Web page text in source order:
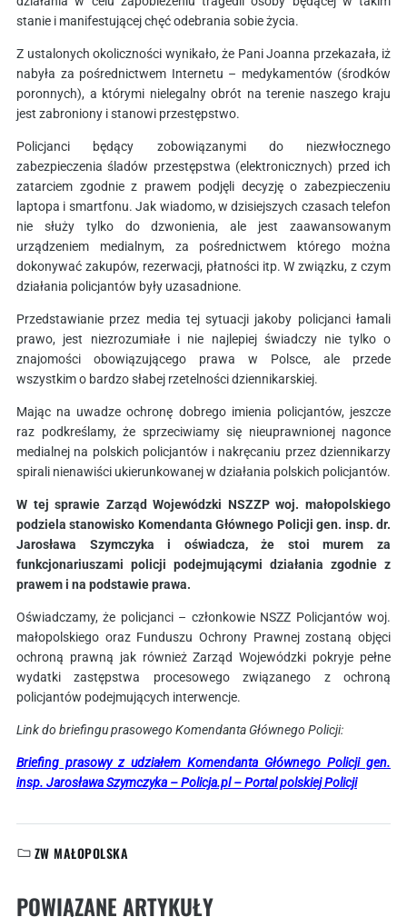
stanie i manifestującej chęć odebrania sobie życia.
Z ustalonych okoliczności wynikało, że Pani Joanna przekazała, iż
nabyła za pośrednictwem Internetu – medykamentów (środków
poronnych), a którymi nielegalny obrót na terenie naszego kraju
jest zabroniony i stanowi przestępstwo.
Policjanci będący zobowiązanymi do niezwłocznego
zabezpieczenia śladów przestępstwa (elektronicznych) przed ich
zatarciem zgodnie z prawem podjęli decyzję o zabezpieczeniu
laptopa i smartfonu. Jak wiadomo, w dzisiejszych czasach telefon
nie służy tylko do dzwonienia, ale jest zaawansowanym
urządzeniem medialnym, za pośrednictwem którego można
dokonywać zakupów, rezerwacji, płatności itp. W związku, z czym
działania policjantów były uzasadnione.
Przedstawianie przez media tej sytuacji jakoby policjanci łamali
prawo, jest niezrozumiałe i nie najlepiej świadczy nie tylko o
znajomości obowiązującego prawa w Polsce, ale przede
wszystkim o bardzo słabej rzetelności dziennikarskiej.
Mając na uwadze ochronę dobrego imienia policjantów, jeszcze
raz podkreślamy, że sprzeciwiamy się nieuprawnionej nagonce
medialnej na polskich policjantów i nakręcaniu przez dziennikarzy
spirali nienawiści ukierunkowanej w działania polskich policjantów.
W tej sprawie Zarząd Wojewódzki NSZZP woj. małopolskiego
podziela stanowisko Komendanta Głównego Policji gen. insp. dr.
Jarosława Szymczyka i oświadcza, że stoi murem za
funkcjonariuszami policji podejmującymi działania zgodnie z
prawem i na podstawie prawa.
Oświadczamy, że policjanci – członkowie NSZZ Policjantów woj.
małopolskiego oraz Funduszu Ochrony Prawnej zostaną objęci
ochroną prawną jak również Zarząd Wojewódzki pokryje pełne
wydatki zastępstwa procesowego związanego z ochroną
policjantów podejmujących interwencje.
Link do briefingu prasowego Komendanta Głównego Policji:
Briefing prasowy z udziałem Komendanta Głównego Policji gen.
insp. Jarosława Szymczyka – Policja.pl – Portal polskiej Policji
KATEGORIE:
ZW MAŁOPOLSKA
POWIĄZANE ARTYKUŁY